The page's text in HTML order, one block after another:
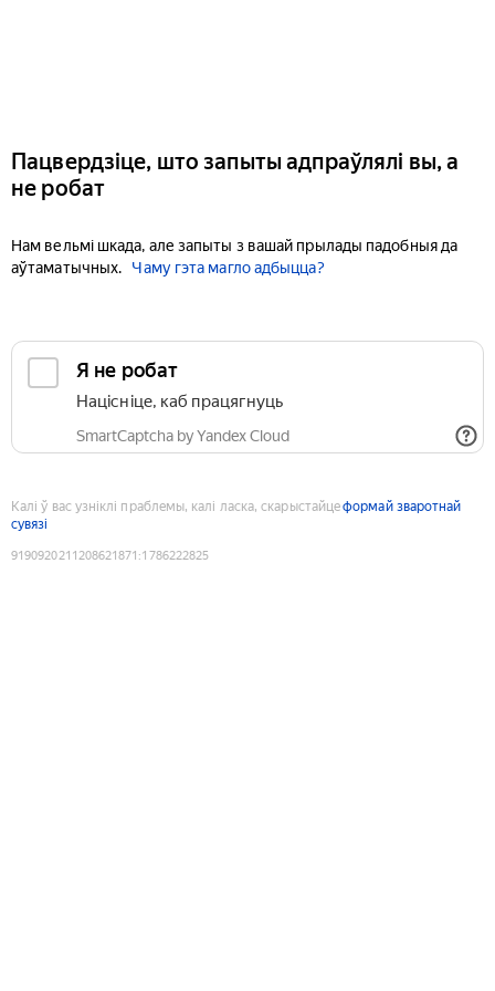
Пацвердзіце, што запыты адпраўлялі вы, а
не робат
Нам вельмі шкада, але запыты з вашай прылады падобныя да
аўтаматычных.
Чаму гэта магло адбыцца?
Я не робат
Націсніце, каб працягнуць
SmartCaptcha by Yandex Cloud
Калі ў вас узніклі праблемы, калі ласка, скарыстайцеформай зваротнай
сувязі
9190920211208621871 :1786222825